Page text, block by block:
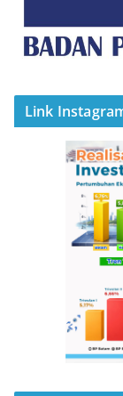
Link